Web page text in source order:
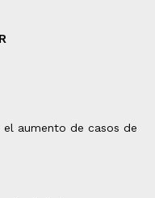
el aumento de casos de